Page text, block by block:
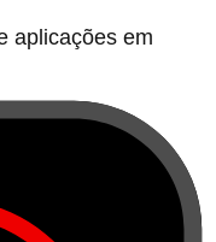
aplicações em